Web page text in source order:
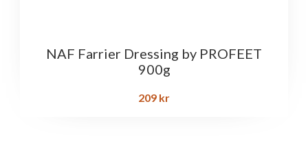
NAF Farrier Dressing by PROFEET
900g
209 kr